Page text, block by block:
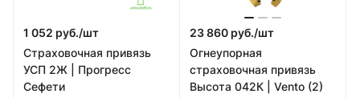
1 052 руб./шт
Страховочная привязь
УСП 2Ж | Прогресс
Сефети
23 860 руб./шт
Огнеупорная
страховочная привязь
Высота 042К | Vento (2)